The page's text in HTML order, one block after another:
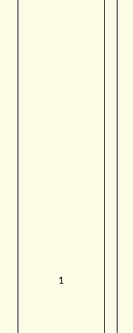
1